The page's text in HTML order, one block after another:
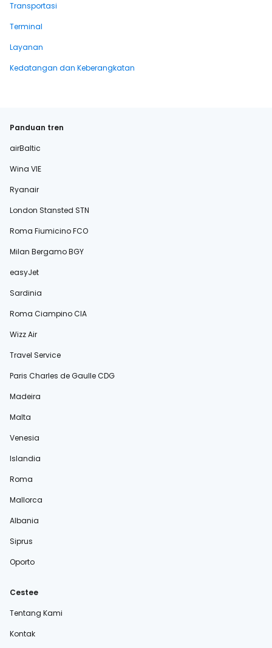
Transportasi
Terminal
Layanan
Kedatangan dan Keberangkatan
Panduan tren
airBaltic
Wina VIE
Ryanair
London Stansted STN
Roma Fiumicino FCO
Milan Bergamo BGY
easyJet
Sardinia
Roma Ciampino CIA
Wizz Air
Travel Service
Paris Charles de Gaulle CDG
Madeira
Malta
Venesia
Islandia
Roma
Mallorca
Albania
Siprus
Oporto
Cestee
Tentang Kami
Kontak